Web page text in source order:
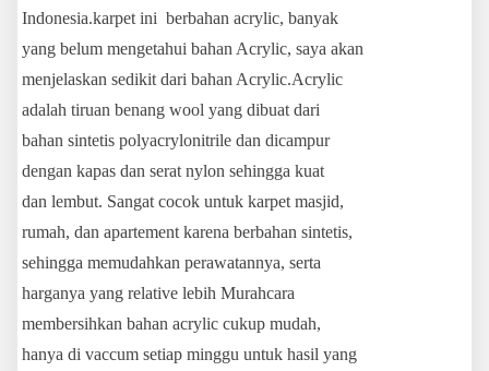
Indonesia.karpet ini berbahan acrylic, banyak
yang belum mengetahui bahan Acrylic, saya akan
menjelaskan sedikit dari bahan Acrylic.Acrylic
adalah tiruan benang wool yang dibuat dari
bahan sintetis polyacrylonitrile dan dicampur
dengan kapas dan serat nylon sehingga kuat
dan lembut. Sangat cocok untuk karpet masjid,
rumah, dan apartement karena berbahan sintetis,
sehingga memudahkan perawatannya, serta
harganya yang relative lebih Murahcara
membersihkan bahan acrylic cukup mudah,
hanya di vaccum setiap minggu untuk hasil yang